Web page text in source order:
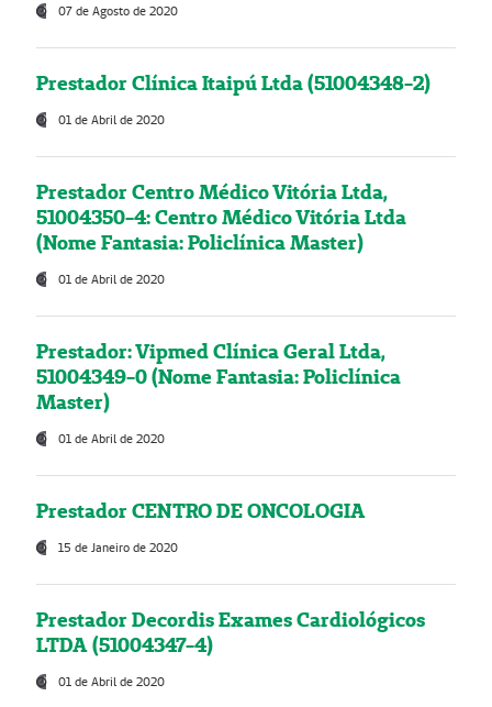
07 de Agosto de 2020
Prestador Clínica Itaipú Ltda (51004348-2)
01 de Abril de 2020
Prestador Centro Médico Vitória Ltda,
51004350-4: Centro Médico Vitória Ltda
(Nome Fantasia: Policlínica Master)
01 de Abril de 2020
Prestador: Vipmed Clínica Geral Ltda,
51004349-0 (Nome Fantasia: Policlínica
Master)
01 de Abril de 2020
Prestador CENTRO DE ONCOLOGIA
15 de Janeiro de 2020
Prestador Decordis Exames Cardiológicos
LTDA (51004347-4)
01 de Abril de 2020